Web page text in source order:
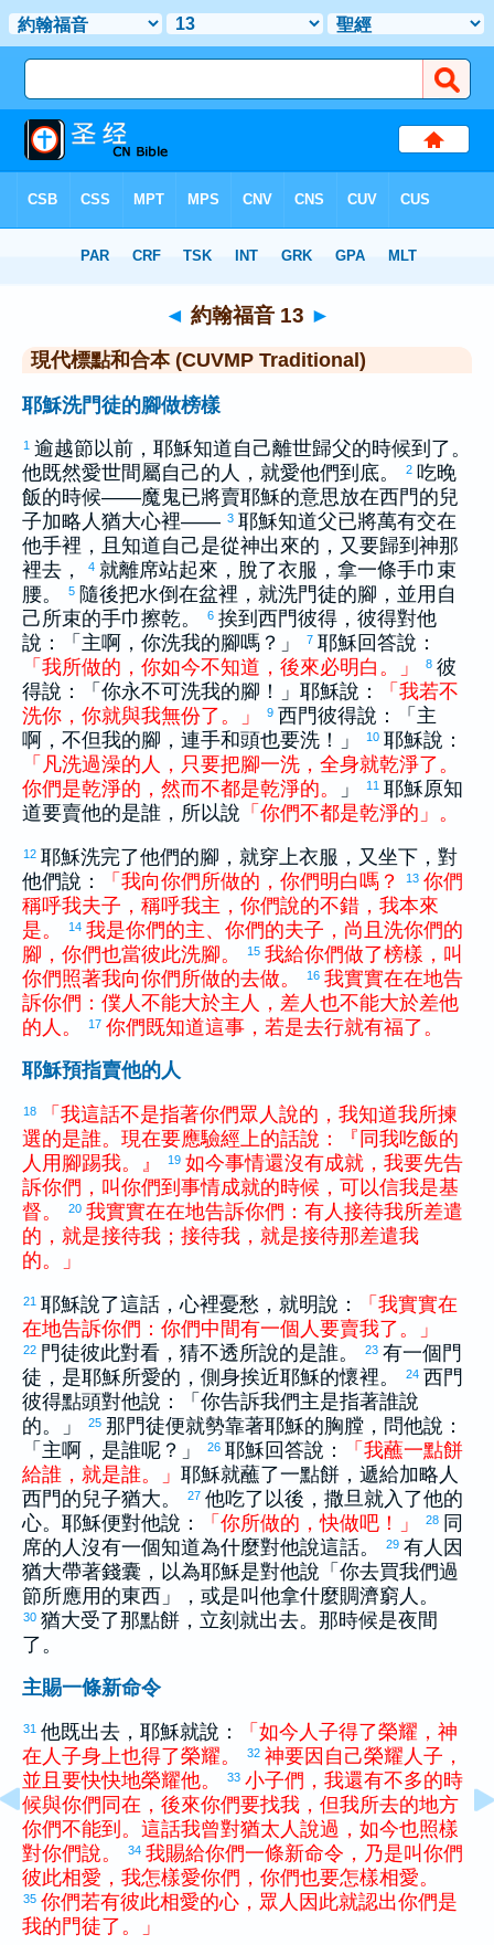
> 約翰福音 13
◄ 約翰福音 13 ►
現代標點和合本 (CUVMP Traditional)
耶穌洗門徒的腳做榜樣
1 逾越節以前，耶穌知道自己離世歸父的時候到了。
他既然愛世間屬自己的人，就愛他們到底。
2 吃晚
飯的時候——魔鬼已將賣耶穌的意思放在西門 的兒
子加略 人猶大心裡—— 3 耶穌知道父已將萬有交在
他手裡，且知道自己是從神出來的，又要歸到神那
裡去，
4 就離席站起來，脫了衣服，拿一條手巾束
腰。
5 隨後把水倒在盆裡，就洗門徒的腳，並用自
己所束的手巾擦乾。
6 挨到 西門彼得 ， 彼得對他
說：「主啊，你洗我的腳嗎？」
7 耶穌回答說：
「 我所做的 ， 你如今不知道 ， 後來必明白 。 」 8 彼
得說：「你永不可洗我的腳！」耶穌說： 「 我若不
洗你 ， 你就與我無份了。 」 9 西門彼得說：「主
啊，不但我的腳，連手和頭也要洗！」
10 耶穌說：
「 凡洗過澡的 人 ， 只要把腳一洗 ， 全身就乾淨了。
你們是乾淨的 ， 然而不都是乾淨的。 」 11 耶穌原知
道要賣他的是誰，所以說 「 你們不都是乾淨的 」 。
12 耶穌洗完了他們的腳，就穿上衣服，又坐下，對
他們說：
「 我向你們所做的 ， 你們明白嗎 ？ 13 你們
稱呼我夫子 ， 稱呼我主 ， 你們說的不錯 ， 我本來
是。 14 我是你們的主、 你們的夫子 ， 尚且 洗你們的
腳 ， 你們也當彼此洗腳。 15 我給你們做了榜樣 ， 叫
你們照著我向你們所做的去做。 16 我實實在在地告
訴你們 ： 僕人 不能大於主人 ， 差人 也不能大於差他
的 人 。 17 你們既知道這事 ， 若是去行就有福了 。
耶穌預指賣他的人
18 「 我這話不是指著你們眾人 說的 ， 我知道我所揀
選的是誰。 現在要應驗經 上的話說 ： 『 同我吃飯的
人 用 腳踢我。 』 19 如今事情還沒有成就 ， 我要先告
訴你們 ， 叫 你們到 事情成就的時候 ， 可以信我是基
督。 20 我實實在在地告訴你們 ： 有人 接待我所差遣
的 ， 就是接待我 ； 接待我 ， 就是接待那差遣我
的。 」
21 耶穌說了這話，心裡憂愁，就明說： 「 我實實在
在地告訴你們 ： 你們中間有一個 人 要賣我了 。 」
22 門徒彼此對看，猜不透所說的是誰。 23 有一個門
徒，是耶穌所愛的，側身挨近耶穌的懷裡。
24 西門
彼得點頭對他說：「你告訴我們主是指著誰說
的。」
25 那門徒便就勢靠著耶穌的胸膛，問他說：
「主啊，是誰呢？」
26 耶穌回答說： 「 我蘸一點餅
給誰 ， 就是誰。 」 耶穌就蘸了一點餅，遞給加略 人
西門 的兒子猶大。 27 他吃了以後， 撒旦 就入了他的
心。耶穌便對他說：
「 你所做的 ，快做吧 ！ 」 28 同
席的人沒有一個知道為什麼對他說這話。
29 有人因
猶大帶著錢囊，以為耶穌是對他說「你去買我們過
節所應用的東西」，或是叫他拿什麼賙濟窮人。
30 猶大受了那點餅，立刻就出去。那時候是夜間
了。
主賜一條新命令
31 他既出去，耶穌就說： 「 如今 人子得了榮耀 ， 神
在 人子身 上也得了榮耀。 32 神要因 自己榮耀 人子 ，
並且 要快快地榮耀他。 33 小子們 ， 我還有不多的時
候與你們 同在 ， 後來你們要找我 ， 但我所去的地方
你們不能到 。 這話我曾對猶太 人 說過 ， 如今也照樣
對你們說。 34 我賜給你們一條新命令 ， 乃是叫 你們
彼此相愛 ， 我怎樣愛你們 ， 你們也要怎樣相愛。
35 你們若有彼此相愛的心 ， 眾人 因此就認出你們是
我的門徒了 。
」